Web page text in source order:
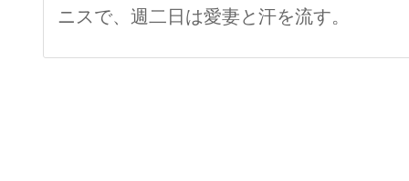
ニスで、週二日は愛妻と汗を流す。